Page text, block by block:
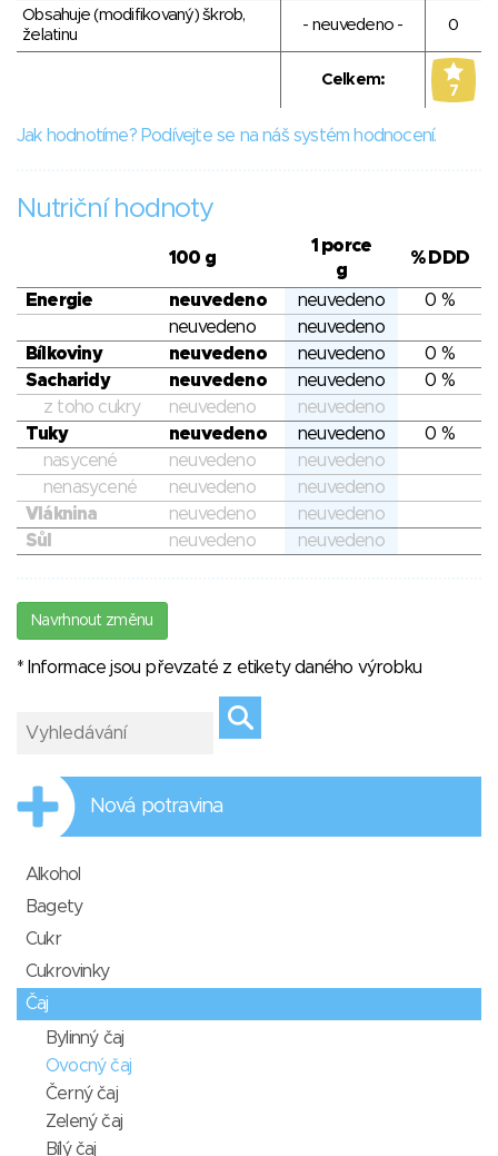
Obsahuje (modifikovaný) škrob,
želatinu
- neuvedeno - 0
Celkem:
7
Jak hodnotíme? Podívejte se na náš systém hodnocení.
Nutriční hodnoty
100 g
1 porce
g
% DDD
Energie neuvedeno neuvedeno
0 %
neuvedeno
neuvedeno
Bílkoviny
neuvedeno neuvedeno
0 %
Sacharidy
neuvedeno neuvedeno
0 %
z toho cukry
neuvedeno
neuvedeno
Tuky
neuvedeno neuvedeno
0 %
nasycené
neuvedeno
neuvedeno
nenasycené
neuvedeno
neuvedeno
Vláknina
neuvedeno
neuvedeno
Sůl
neuvedeno neuvedeno
Navrhnout změnu
* Informace jsou převzaté z etikety daného výrobku
Nová potravina
Alkohol
Bagety
Cukr
Cukrovinky
Čaj
Bylinný čaj
Ovocný čaj
Černý čaj
Zelený čaj
Bílý čaj